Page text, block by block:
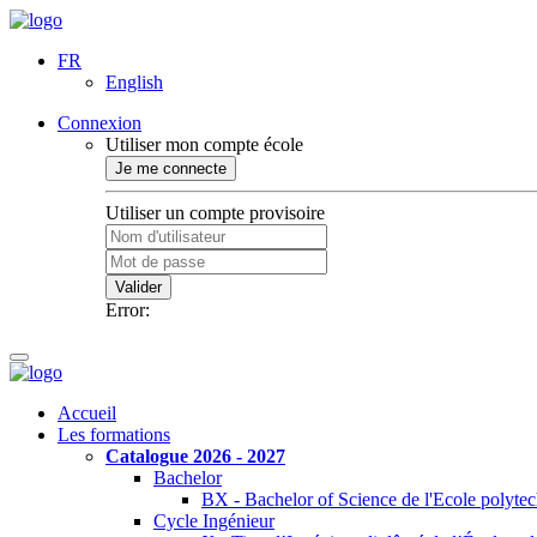
FR
English
Connexion
Utiliser mon compte école
Je me connecte
Utiliser un compte provisoire
Valider
Error:
Accueil
Les formations
Catalogue 2026 - 2027
Bachelor
BX - Bachelor of Science de l'Ecole
Cycle Ingénieur